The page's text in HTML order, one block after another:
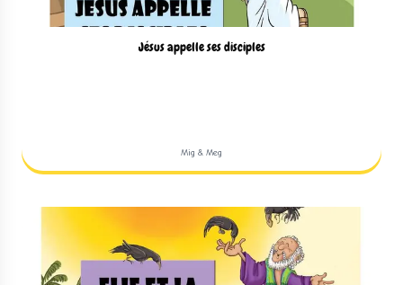
Jésus appelle ses disciples
Mig & Meg